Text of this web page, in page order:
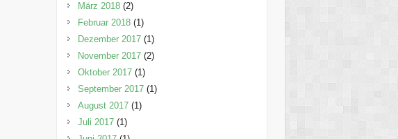
März 2018(2)
Februar 2018(1)
Dezember 2017(1)
November 2017(2)
Oktober 2017(1)
September 2017(1)
August 2017(1)
Juli 2017(1)